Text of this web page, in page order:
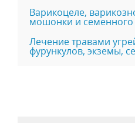
Варикоцеле,
мошонки и семенного
Лечение травами
фурункулов, экземы,